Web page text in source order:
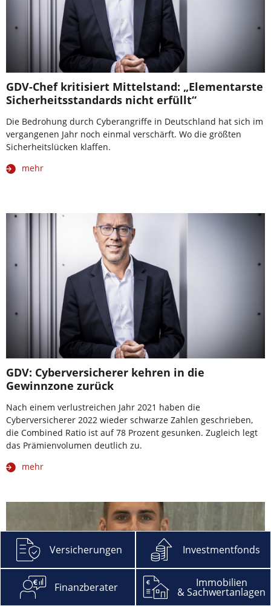
GDV-Chef kritisiert Mittelstand: „Elementarste
Sicherheitsstandards nicht erfüllt“
Die Bedrohung durch Cyberangriffe in Deutschland hat sich im
vergangenen Jahr noch einmal verschärft. Wo die größten
Sicherheitslücken klaffen.
mehr
GDV: Cyberversicherer kehren in die
Gewinnzone zurück
Nach einem verlustreichen Jahr 2021 haben die
Cyberversicherer 2022 wieder schwarze Zahlen geschrieben,
die Combined Ratio ist auf 78 Prozent gesunken. Zugleich legt
das Prämienvolumen deutlich zu.
mehr
Versicherungen Investmentfonds
Finanzberater Immobilien
& Sachwertanlagen